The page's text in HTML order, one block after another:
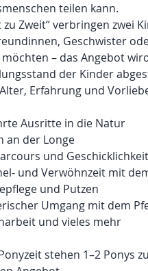
teilen kann.
zu Zweit“ verbringen zwei
Geschwister
– das Angebot
der Kinder
Erfahrung und
Ausritte in die Natur
an der Longe
und
und Verwöhnzeit mit
und Putzen
Umgang mit dem
und vieles mehr
stehen 1–2 Ponys